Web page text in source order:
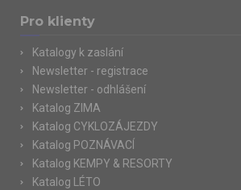
Pro klienty
Katalogy k zaslání
Newsletter - registrace
Newsletter - odhlášení
Katalog ZIMA
Katalog CYKLOZÁJEZDY
Katalog POZNÁVACÍ
Katalog KEMPY & RESORTY
Katalog LÉTO